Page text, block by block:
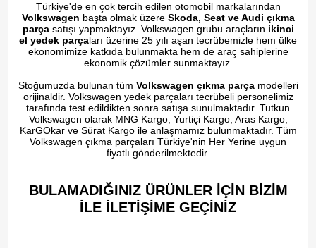
Türkiye'de en çok tercih edilen otomobil markalarından
Volkswagen başta olmak üzere Skoda, Seat ve Audi çıkma
parçasatışı yapmaktayız. Volkswagen grubu araçların ikinci
el yedek parçaları üzerine 25 yılı aşan tecrübemizle hem ülke
ekonomimize katkıda bulunmakta hem de araç sahiplerine
ekonomik çözümler sunmaktayız.
Stoğumuzda bulunan tüm Volkswagen çıkma parçamodelleri
orijinaldir. Volkswagen yedek parçaları tecrübeli personelimiz
tarafında test edildikten sonra satışa sunulmaktadır. Tutkun
Volkswagen olarak MNG Kargo, Yurtiçi Kargo, Aras Kargo,
KarGOkar ve Sürat Kargo ile anlaşmamız bulunmaktadır. Tüm
Volkswagen çıkma parçaları Türkiye'nin Her Yerine uygun
fiyatlı gönderilmektedir.
BULAMADIĞINIZ ÜRÜNLER İÇİN BİZİM
İLE İLETİŞİME GEÇİNİZ​